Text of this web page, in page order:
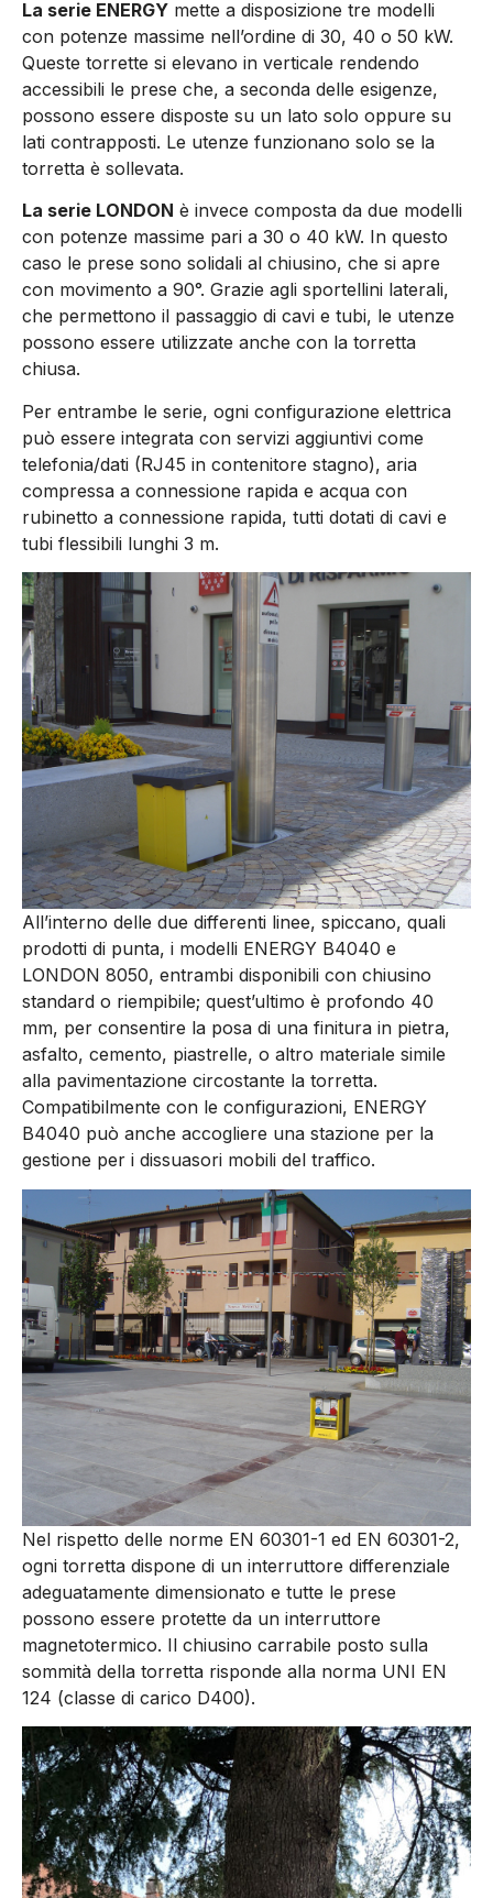
La serie ENERGY mette a disposizione tre modelli
con potenze massime nell’ordine di 30, 40 o 50 kW.
Queste torrette si elevano in verticale rendendo
accessibili le prese che, a seconda delle esigenze,
possono essere disposte su un lato solo oppure su
lati contrapposti. Le utenze funzionano solo se la
torretta è sollevata.
La serie LONDON è invece composta da due modelli
con potenze massime pari a 30 o 40 kW. In questo
caso le prese sono solidali al chiusino, che si apre
con movimento a 90°. Grazie agli sportellini laterali,
che permettono il passaggio di cavi e tubi, le utenze
possono essere utilizzate anche con la torretta
chiusa.
Per entrambe le serie, ogni configurazione elettrica
può essere integrata con servizi aggiuntivi come
telefonia/dati (RJ45 in contenitore stagno), aria
compressa a connessione rapida e acqua con
rubinetto a connessione rapida, tutti dotati di cavi e
tubi flessibili lunghi 3 m.
All’interno delle due differenti linee, spiccano, quali
prodotti di punta, i modelli ENERGY B4040 e
LONDON 8050, entrambi disponibili con chiusino
standard o riempibile; quest’ultimo è profondo 40
mm, per consentire la posa di una finitura in pietra,
asfalto, cemento, piastrelle, o altro materiale simile
alla pavimentazione circostante la torretta.
Compatibilmente con le configurazioni, ENERGY
B4040 può anche accogliere una stazione per la
gestione per i dissuasori mobili del traffico.
Nel rispetto delle norme EN 60301-1 ed EN 60301-2,
ogni torretta dispone di un interruttore differenziale
adeguatamente dimensionato e tutte le prese
possono essere protette da un interruttore
magnetotermico. Il chiusino carrabile posto sulla
sommità della torretta risponde alla norma UNI EN
124 (classe di carico D400).